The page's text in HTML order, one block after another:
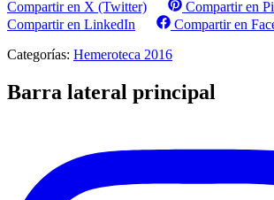
Compartir en X (Twitter)
Compartir en
Compartir en LinkedIn
Compartir en
Categorías: Hemeroteca 2016
Barra lateral principal